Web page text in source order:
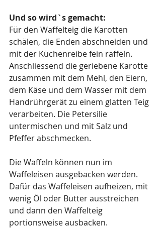
Und so wird`s gemacht:
Für den Waffelteig die Karotten
schälen, die Enden abschneiden und
mit der Küchenreibe fein raffeln.
Anschliessend die geriebene Karotte
zusammen mit dem Mehl, den Eiern,
dem Käse und dem Wasser mit dem
Handrührgerät zu einem glatten Teig
verarbeiten. Die Petersilie
untermischen und mit Salz und
Pfeffer abschmecken.
Die Waffeln können nun im
Waffeleisen ausgebacken werden.
Dafür das Waffeleisen aufheizen, mit
wenig Öl oder Butter ausstreichen
und dann den Waffelteig
portionsweise ausbacken.